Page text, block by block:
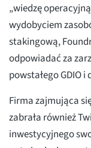
„wiedzę
wydobyciem
stakingową,
odpowiadać za
powstałego GDIO
Firma zajmująca
zabrała również
inwestycyjnego